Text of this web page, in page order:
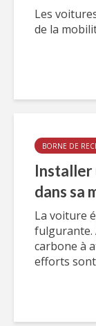
Les
de la
BORNE DE
Installer
dans sa
La voiture
fulgurante.
carbone à
efforts